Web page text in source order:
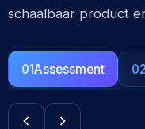
schaalbaar product
01Assessment 02